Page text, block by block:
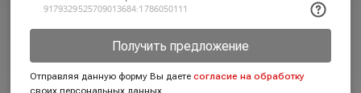
Получить предложение
Отправляя данную форму Вы даетесогласие на обработку
своих персональных данных